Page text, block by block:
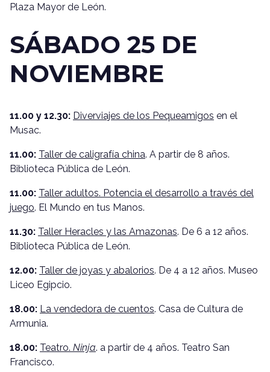
Plaza Mayor de León.
SÁBADO 25 DE
NOVIEMBRE
11.00 y 12.30: Diverviajes de los Pequeamigos en el
Musac.
11.00: Taller de caligrafía china. A partir de 8 años.
Biblioteca Pública de León.
11.00: Taller adultos. Potencia el desarrollo a través del
juego. El Mundo en tus Manos.
11.30: Taller Heracles y las Amazonas. De 6 a 12 años.
Biblioteca Pública de León.
12.00: Taller de joyas y abalorios. De 4 a 12 años. Museo
Liceo Egipcio.
18.00: La vendedora de cuentos. Casa de Cultura de
Armunia.
18.00: Teatro. Ninja. a partir de 4 años. Teatro San
Francisco.